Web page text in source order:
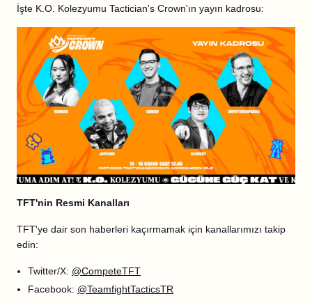
İşte K.O. Kolezyumu Tactician's Crown'ın yayın kadrosu:
TFT'nin Resmi Kanalları
TFT'ye dair son haberleri kaçırmamak için kanallarımızı takip
edin:
Twitter/X: @CompeteTFT
Facebook: @TeamfightTacticsTR